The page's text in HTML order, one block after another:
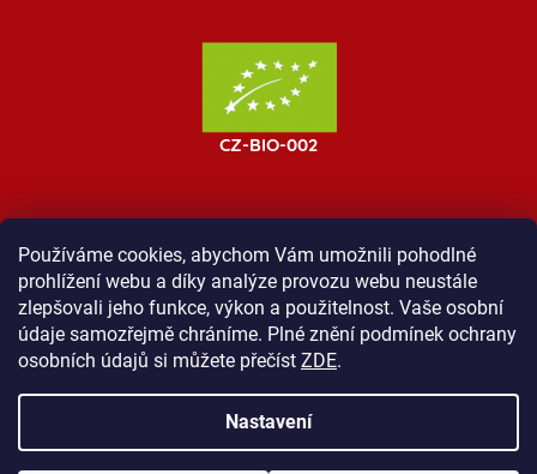
Používáme cookies, abychom Vám umožnili pohodlné
prohlížení webu a díky analýze provozu webu neustále
zlepšovali jeho funkce, výkon a použitelnost. Vaše osobní
údaje samozřejmě chráníme. Plné znění podmínek ochrany
osobních údajů si můžete přečíst ZDE.
Nastavení
MOST ProTibet Vše o nákupu
Obchodní podmínky
Zásady ochrany osobních údajů
Kontakt
Vytvořil Shoptet